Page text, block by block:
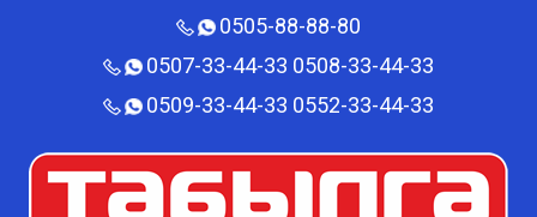
0505-88-88-80‬
0507-33-44-33 0508-33-44-33
0509-33-44-33 0552-33-44-33